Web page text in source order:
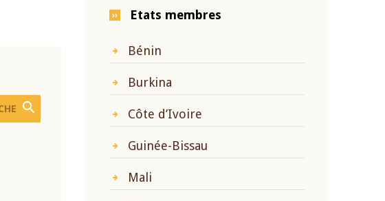
Etats membres
Bénin
Burkina
Côte d’Ivoire
Guinée-Bissau
Mali